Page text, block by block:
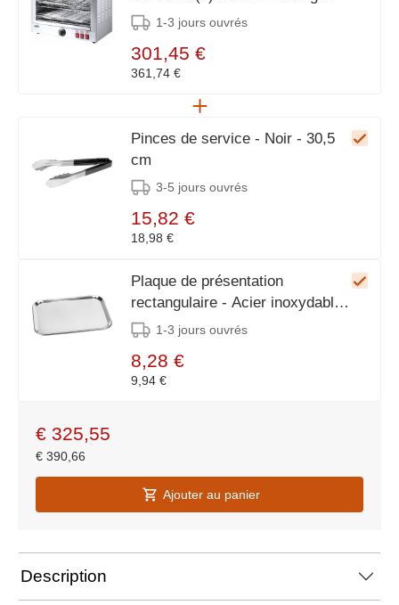
1-3 jours ouvrés
301,45 €
361,74 €
Pinces de service - Noir - 30,5
cm
3-5 jours ouvrés
15,82 €
18,98 €
Plaque de présentation
rectangulaire - Acier inoxydable -
32x23cm
1-3 jours ouvrés
8,28 €
9,94 €
€ 325,55
€ 390,66
Ajouter au panier
Description